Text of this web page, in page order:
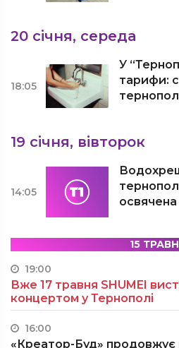
20 січня, середа
18:05
У
тарифи:
19 січня, вівторок
14:05
15
19:00
Вже 17 травня SHUMEI
концертом у Тернополі
16:00
«Креатор-Буд» продовжує